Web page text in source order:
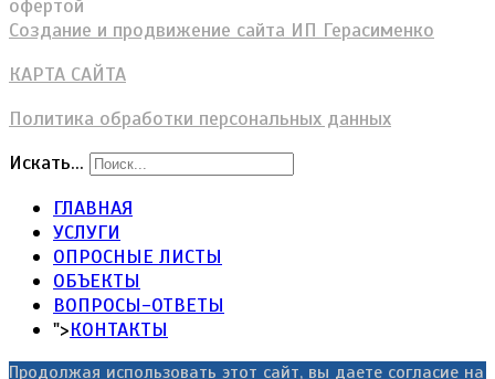
офертой
Создание и продвижение сайта ИП Герасименко
КАРТА САЙТА
Политика обработки персональных данных
Искать...
ГЛАВНАЯ
УСЛУГИ
ОПРОСНЫЕ ЛИСТЫ
ОБЪЕКТЫ
ВОПРОСЫ-ОТВЕТЫ
">КОНТАКТЫ
Продолжая использовать этот сайт, вы даете согласие на